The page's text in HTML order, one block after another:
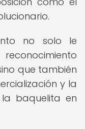
no solo le
que también
y la
baquelita en